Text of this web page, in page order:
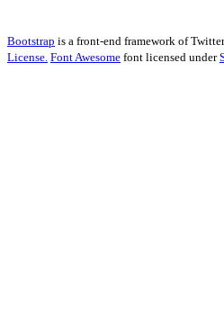
Bootstrap is a front-end framework of
License. Font Awesome font licensed under